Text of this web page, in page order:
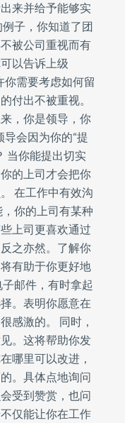
来并给予能够实
子，你知道了团
被公司重视而有
以告诉上级
你需要考虑如何留
付出不被重视。
，你是领导，你
会因为你的“提
当你能提出切实
的上司才会把你
在工作中有效沟
你的上司有某种
上司更喜欢通过
之亦然。了解你
有助于你更好地
邮件，有时拿起
。表明你愿意在
感激的。 同时，
。这将帮助你发
哪里可以改进，
。具体点地询问
受到赞赏，也问
仅能让你在工作